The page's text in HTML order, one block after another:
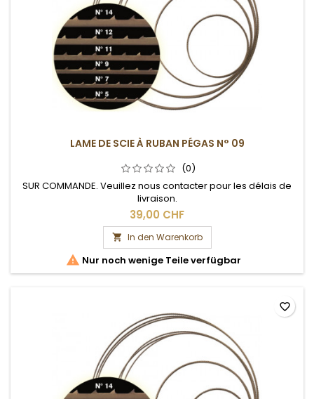
LAME DE SCIE À RUBAN PÉGAS N° 09
(0)
SUR COMMANDE. Veuillez nous contacter pour les délais de
livraison.
39,00 CHF
 In den Warenkorb
 Nur noch wenige Teile verfügbar
favorite_border